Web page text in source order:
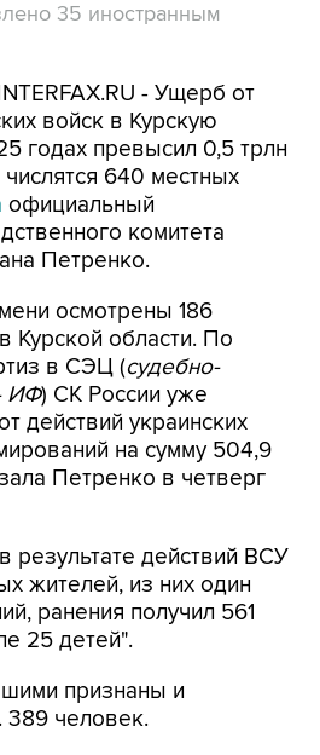
35 иностранным
- Ущерб от
войск в Курскую
годах превысил 0,5 трлн
640 местных
официальный
комитета
Петренко.
осмотрены 186
Курской области. По
в СЭЦ (судебно-
ИФ) СК России уже
действий украинских
на сумму 504,9
Петренко в четверг
результате действий ВСУ
жителей, из них один
ранения получил 561
25 детей".
признаны и
человек.